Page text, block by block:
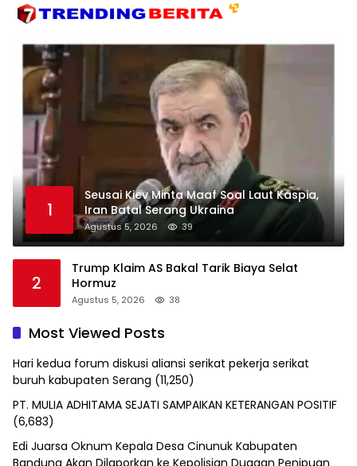
1
Seusai Kiev Minta Maaf Soal Laut Kaspia,
Iran Batal Serang Ukraina
Agustus 5, 2026 39
2
Trump Klaim AS Bakal Tarik Biaya Selat
Hormuz
Agustus 5, 2026 38
Most Viewed Posts
Hari kedua forum diskusi aliansi serikat pekerja serikat
buruh kabupaten Serang (11,250)
PT. MULIA ADHITAMA SEJATI SAMPAIKAN KETERANGAN POSITIF
(6,683)
Edi Juarsa Oknum Kepala Desa Cinunuk Kabupaten